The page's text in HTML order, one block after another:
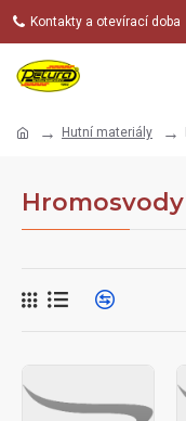
Kontakty a otevírací doba
Hutní materiály
Hromosvody